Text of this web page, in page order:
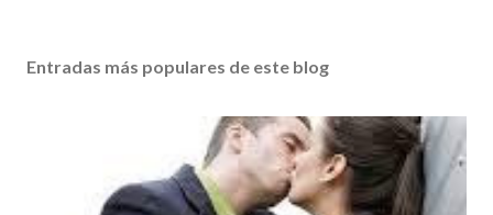
Entradas más populares de este blog